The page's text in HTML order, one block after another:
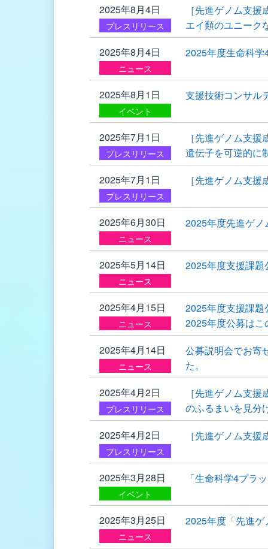
2025年8月4日
プレスリリース
［先進ゲノム支
エイ類のユニーク
2025年8月4日
ニュース
2025年度生命科
2025年8月1日
イベント
支援技術コンサル
2025年7月1日
プレスリリース
［先進ゲノム支
遺伝子を可逆的に
2025年7月1日
プレスリリース
［先進ゲノム支
2025年6月30日
ニュース
2025年度先進ゲ
2025年5月14日
ニュース
2025年度支援課
2025年4月15日
ニュース
2025年度支援課
2025年度公募は
2025年4月14日
ニュース
公募説明会でお寄
た。
2025年4月2日
プレスリリース
［先進ゲノム支
のふるまいを見分
2025年4月2日
プレスリリース
［先進ゲノム支
2025年3月28日
イベント
「生命科学4プラ
2025年3月25日
ニュース
2025年度「先進